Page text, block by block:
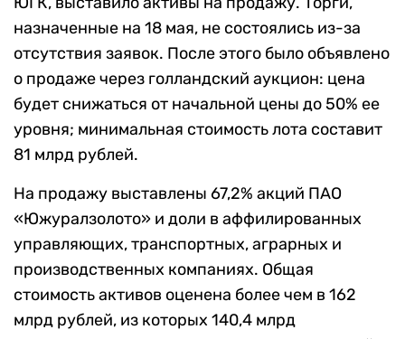
назначенные на 18 мая, не состоялись из-за
отсутствия заявок. После этого было объявлено
о продаже через голландский аукцион: цена
будет снижаться от начальной цены до 50% ее
уровня; минимальная стоимость лота составит
81 млрд рублей.
На продажу выставлены 67,2% акций ПАО
«Южуралзолото» и доли в аффилированных
управляющих, транспортных, аграрных и
производственных компаниях. Общая
стоимость активов оценена более чем в 162
млрд рублей, из которых 140,4 млрд